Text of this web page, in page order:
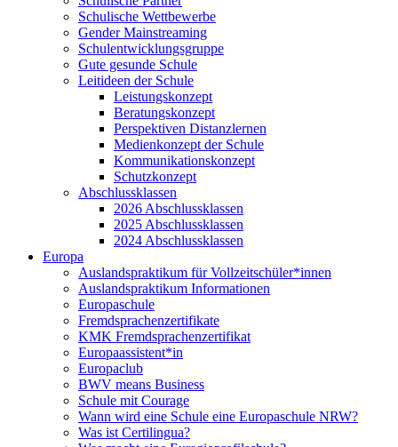
Schulische Wettbewerbe
Gender Mainstreaming
Schulentwicklungsgruppe
Gute gesunde Schule
Leitideen der Schule
Leistungskonzept
Beratungskonzept
Perspektiven Distanzlernen
Medienkonzept der Schule
Kommunikationskonzept
Schutzkonzept
Abschlussklassen
2026 Abschlussklassen
2025 Abschlussklassen
2024 Abschlussklassen
Europa
Auslandspraktikum für Vollzeitschüler*innen
Auslandspraktikum Informationen
Europaschule
Fremdsprachenzertifikate
KMK Fremdsprachenzertifikat
Europaassistent*in
Europaclub
BWV means Business
Schule mit Courage
Wann wird eine Schule eine Europaschule NRW?
Was ist Certilingua?